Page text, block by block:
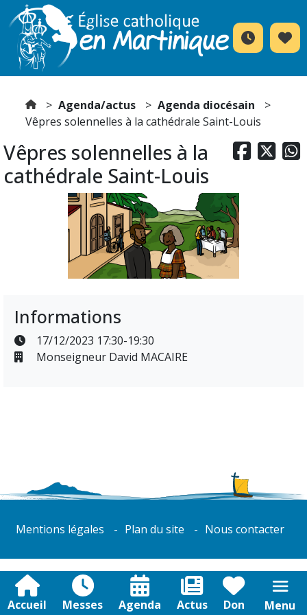
Accueil Messes Agenda Actus Don Menu
Agenda/actus
Agenda diocésain
Vêpres solennelles à la cathédrale Saint-Louis
  
Vêpres solennelles à la
cathédrale Saint-Louis
Informations
17/12/2023 17:30-19:30
Monseigneur David MACAIRE
Mentions légales Plan du site Nous contacter